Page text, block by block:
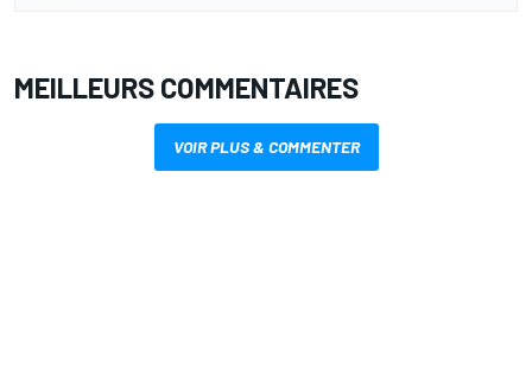
MEILLEURS COMMENTAIRES
VOIR PLUS & COMMENTER